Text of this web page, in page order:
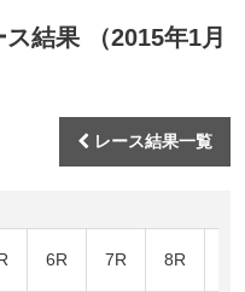
結果 （2015年1月
レース結果一覧
6R 7R 8R